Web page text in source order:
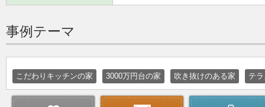
事例テーマ
こだわりキッチンの家 3000万円台の家 吹き抜けのある家 テ